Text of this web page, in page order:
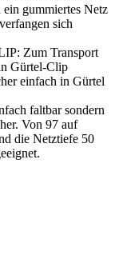
gummiertes Netz
sich
Zum Transport
Gürtel-Clip
einfach in Gürtel
faltbar sondern
Von 97 auf
die Netztiefe 50